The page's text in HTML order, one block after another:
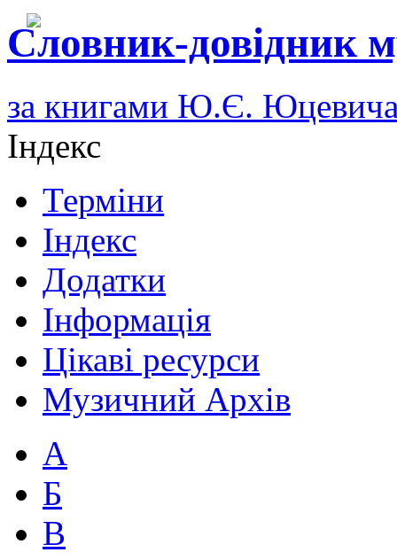
Словник-довідник
за книгами Ю.Є.
Індекс
Терміни
Індекс
Додатки
Інформація
Цікаві ресурси
Музичний Архів
А
Б
В